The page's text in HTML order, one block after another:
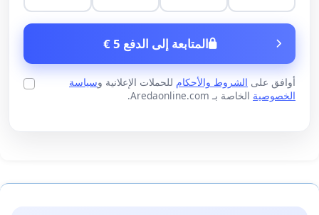
المتابعة إلى الدفع 5 €
أوافق على الشروط والأحكام للحملات الإعلانية وسياسة
الخصوصية الخاصة بـ Aredaonline.com.